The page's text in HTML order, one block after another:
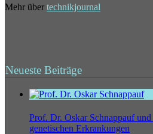
Mehr über technikjournal
Neueste Beiträge
Prof. Dr. Oskar Schnappauf und
genetischen Erkrankungen